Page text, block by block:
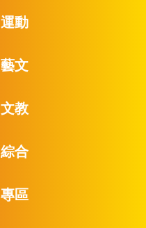
運動
藝文
文教
綜合
專區